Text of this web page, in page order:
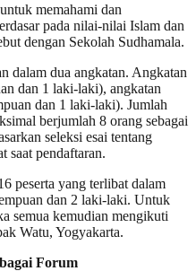
memahami dan
pada nilai-nilai Islam dan
dengan Sekolah Sudhamala.
dalam dua angkatan. Angkatan
dan 1 laki-laki), angkatan
dan 1 laki-laki). Jumlah
berjumlah 8 orang sebagai
seleksi esai tentang
saat pendaftaran.
peserta yang terlibat dalam
dan 2 laki-laki. Untuk
semua kemudian mengikuti
Watu, Yogyakarta.
Forum